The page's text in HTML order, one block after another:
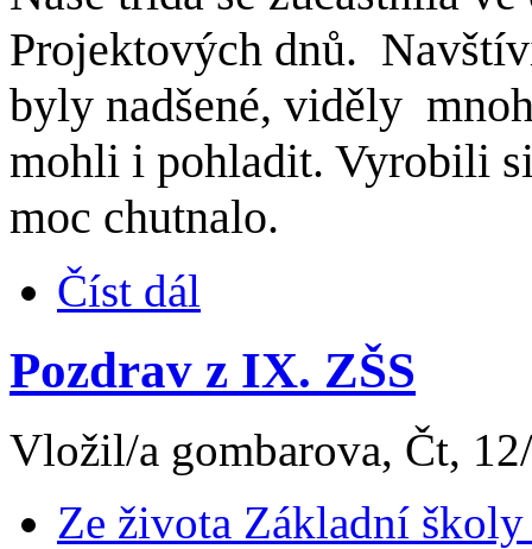
Projektových dnů.
byly nadšené, viděly
mohli i pohladit. Vyrobili
moc chutnalo.
Číst dál
Pozdrav z IX. ZŠS
Vložil/a gombarova, Čt,
Ze života Základní